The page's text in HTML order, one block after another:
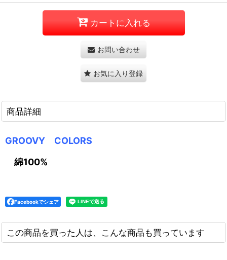
カートに入れる
お問い合わせ
お気に入り登録
商品詳細
GROOVY COLORS
綿100%
Facebookでシェア
この商品を買った人は、こんな商品も買っています